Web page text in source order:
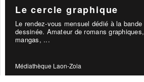
Le cercle graphique
Le rendez-vous mensuel dédié à la bande
dessinée. Amateur de romans graphiques,
mangas, ...
Médiathèque Laon-Zola